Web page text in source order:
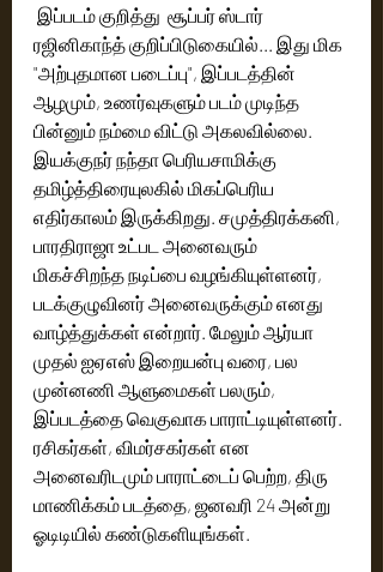
இப்படம் குறித்து  சூப்பர் ஸ்டார்
ரஜினிகாந்த் குறிப்பிடுகையில்... இது மிக
"அற்புதமான படைப்பு", இப்படத்தின்
ஆழமும், உணர்வுகளும் படம் முடிந்த
பின்னும் நம்மை விட்டு அகலவில்லை.
இயக்குநர் நந்தா பெரியசாமிக்கு
தமிழ்த்திரையுலகில் மிகப்பெரிய
எதிர்காலம் இருக்கிறது. சமுத்திரக்கனி,
பாரதிராஜா உட்பட அனைவரும்
மிகச்சிறந்த நடிப்பை வழங்கியுள்ளனர்,
படக்குழுவினர் அனைவருக்கும் எனது
வாழ்த்துக்கள் என்றார். மேலும் ஆர்யா
முதல் ஐஏஎஸ் இறையன்பு வரை, பல
முன்னணி ஆளுமைகள் பலரும்,
இப்படத்தை வெகுவாக பாராட்டியுள்ளனர்.
ரசிகர்கள், விமர்சகர்கள் என
அனைவரிடமும் பாராட்டைப் பெற்ற, திரு
மாணிக்கம் படத்தை, ஜனவரி 24 அன்று
ஓடிடியில் கண்டுகளியுங்கள்.